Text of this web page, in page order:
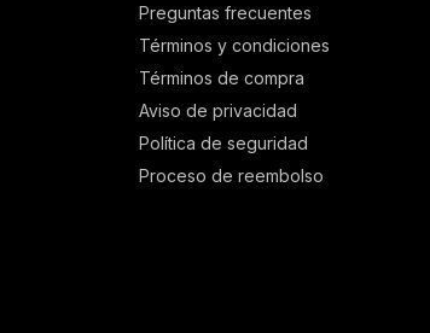
Preguntas frecuentes
Términos y condiciones
Términos de compra
Aviso de privacidad
Política de seguridad
Proceso de reembolso